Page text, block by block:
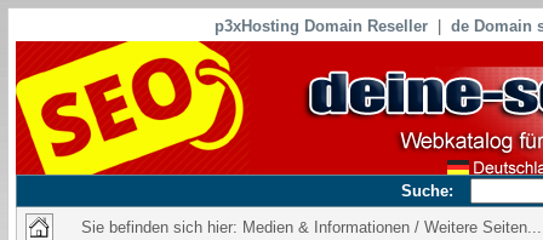
p3xHosting Domain Reseller de Domain
Suche:
Sie befinden sich hier: Medien & Informationen / Weitere Seiten...